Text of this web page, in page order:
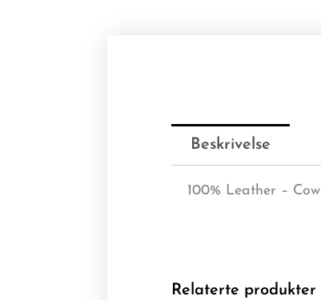
Beskrivelse
100% Leather – Cow
Relaterte produkter